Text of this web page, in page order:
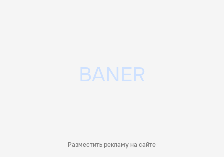
Разместить рекламу на сайте